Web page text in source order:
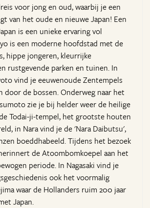
voor jong en oud, waarbij je een
van het oude en nieuwe Japan! Een
is een unieke ervaring vol
is een moderne hoofdstad met de
hippe jongeren, kleurrijke
rustgevende parken en tuinen. In
vind je eeuwenoude Zentempels
door de bossen. Onderweg naar het
zie je bij helder weer de heilige
Todai-ji-tempel, het grootste houten
in Nara vind je de 'Nara Daibutsu',
boeddhabeeld. Tijdens het bezoek
de Atoombomkoepel aan het
periode. In Nagasaki vind je
ook het voormalig
waar de Hollanders ruim 200 jaar
Japan.